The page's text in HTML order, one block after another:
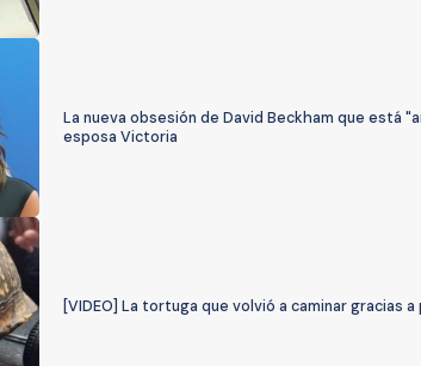
La nueva obsesión de David Beckham que está
esposa Victoria
[VIDEO] La tortuga que volvió a caminar gracias